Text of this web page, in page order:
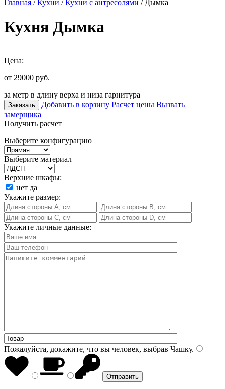
Главная / Кухни / Кухни с антресолями / Дымка
Кухня Дымка
Цена:
от 29000 руб.
за метр в длину верха и низа гарнитура
Заказать Добавить в корзину Расчет цены Вызвать
замерщика
Получить расчет
Выберите конфигурацию
Выберите материал
Верхние шкафы:
нет да
Укажите размер:
Укажите личные данные:
Пожалуйста, докажите, что вы человек, выбрав Чашку.